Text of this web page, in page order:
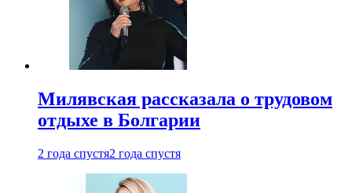
Милявская рассказала о трудовом
отдыхе в Болгарии
2 года спустя2 года спустя